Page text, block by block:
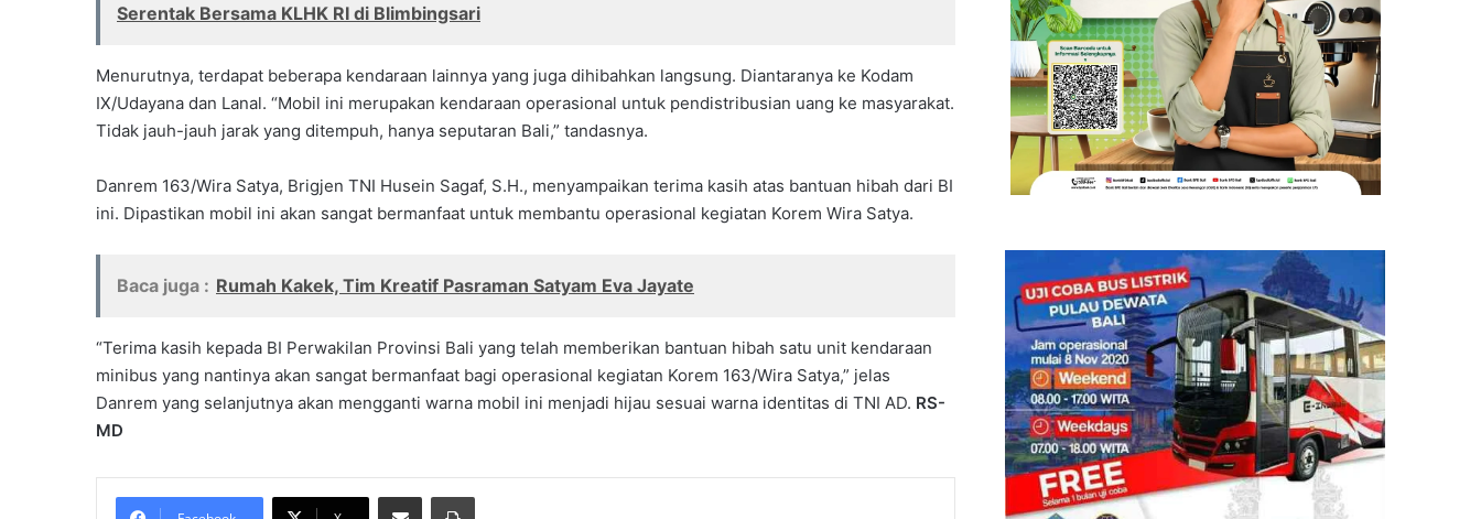
Serentak Bersama KLHK RI di Blimbingsari
Menurutnya, terdapat beberapa kendaraan lainnya yang juga dihibahkan langsung. Diantaranya ke Kodam
IX/Udayana dan Lanal. “Mobil ini merupakan kendaraan operasional untuk pendistribusian uang ke masyarakat.
Tidak jauh-jauh jarak yang ditempuh, hanya seputaran Bali,” tandasnya.
Danrem 163/Wira Satya, Brigjen TNI Husein Sagaf, S.H., menyampaikan terima kasih atas bantuan hibah dari BI
ini. Dipastikan mobil ini akan sangat bermanfaat untuk membantu operasional kegiatan Korem Wira Satya.
Baca juga : Rumah Kakek, Tim Kreatif Pasraman Satyam Eva Jayate
“Terima kasih kepada BI Perwakilan Provinsi Bali yang telah memberikan bantuan hibah satu unit kendaraan
minibus yang nantinya akan sangat bermanfaat bagi operasional kegiatan Korem 163/Wira Satya,” jelas
Danrem yang selanjutnya akan mengganti warna mobil ini menjadi hijau sesuai warna identitas di TNI AD. RS-
MD
Share via Email Print